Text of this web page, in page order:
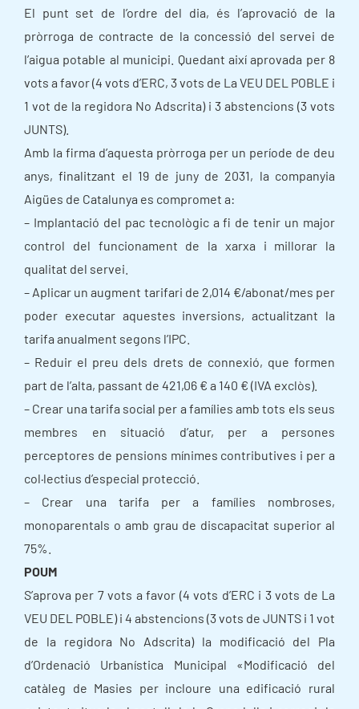
El punt set de l’ordre del dia, és l’aprovació de la
pròrroga de contracte de la concessió del servei de
l’aigua potable al municipi. Quedant així aprovada per 8
vots a favor (4 vots d’ERC, 3 vots de La VEU DEL POBLE i
1 vot de la regidora No Adscrita) i 3 abstencions (3 vots
JUNTS).
Amb la firma d’aquesta pròrroga per un període de deu
anys, finalitzant el 19 de juny de 2031, la companyia
Aigües de Catalunya es compromet a:
– Implantació del pac tecnològic a fi de tenir un major
control del funcionament de la xarxa i millorar la
qualitat del servei.
– Aplicar un augment tarifari de 2,014 €/abonat/mes per
poder executar aquestes inversions, actualitzant la
tarifa anualment segons l’IPC.
– Reduir el preu dels drets de connexió, que formen
part de l’alta, passant de 421,06 € a 140 € (IVA exclòs).
– Crear una tarifa social per a famílies amb tots els seus
membres en situació d’atur, per a persones
perceptores de pensions mínimes contributives i per a
col·lectius d’especial protecció.
– Crear una tarifa per a famílies nombroses,
monoparentals o amb grau de discapacitat superior al
75%.
POUM
S’aprova per 7 vots a favor (4 vots d’ERC i 3 vots de La
VEU DEL POBLE) i 4 abstencions (3 vots de JUNTS i 1 vot
de la regidora No Adscrita) la modificació del Pla
d’Ordenació Urbanística Municipal «Modificació del
catàleg de Masies per incloure una edificació rural